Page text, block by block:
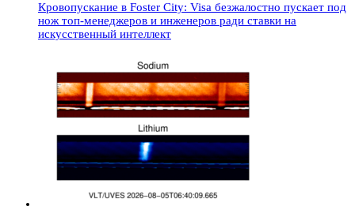
Кровопускание в Foster City: Visa безжалостно пускает под
нож топ-менеджеров и инженеров ради ставки на
искусственный интеллект